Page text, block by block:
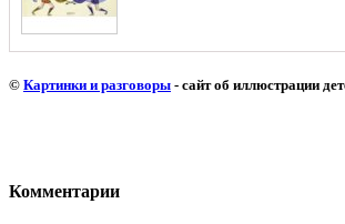
© Картинки и разговоры - сайт об иллюстрации
Комментарии